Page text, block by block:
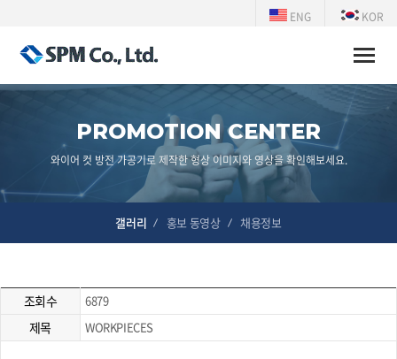
ENG KOR
Toggle
PROMOTION CENTER
와이어 컷 방전 가공기로 제작한 형상 이미지와 영상을 확인해보세요.
갤러리 홍보 동영상 채용정보
조회수 6879
제목 WORKPIECES